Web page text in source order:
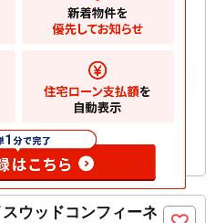
川崎市多摩区長沢
133.84m2
お気に入りに追加
ウッドコンフィーネ